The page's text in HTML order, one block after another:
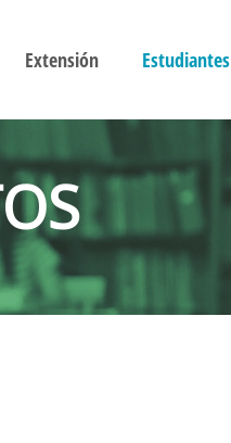
Extensión Estudiantes